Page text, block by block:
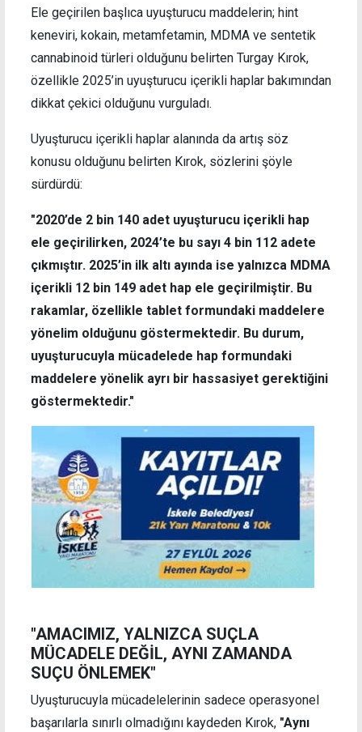
Ele geçirilen başlıca uyuşturucu maddelerin; hint
keneviri, kokain, metamfetamin, MDMA ve sentetik
cannabinoid türleri olduğunu belirten Turgay Kırok,
özellikle 2025’in uyuşturucu içerikli haplar bakımından
dikkat çekici olduğunu vurguladı.
Uyuşturucu içerikli haplar alanında da artış söz
konusu olduğunu belirten Kırok, sözlerini şöyle
sürdürdü:
"2020’de 2 bin 140 adet uyuşturucu içerikli hap
ele geçirilirken, 2024’te bu sayı 4 bin 112 adete
çıkmıştır. 2025’in ilk altı ayında ise yalnızca MDMA
içerikli 12 bin 149 adet hap ele geçirilmiştir. Bu
rakamlar, özellikle tablet formundaki maddelere
yönelim olduğunu göstermektedir. Bu durum,
uyuşturucuyla mücadelede hap formundaki
maddelere yönelik ayrı bir hassasiyet gerektiğini
göstermektedir."
"AMACIMIZ, YALNIZCA SUÇLA
MÜCADELE DEĞİL, AYNI ZAMANDA
SUÇU ÖNLEMEK"
Uyuşturucuyla mücadelelerinin sadece operasyonel
başarılarla sınırlı olmadığını kaydeden Kırok, "Aynı